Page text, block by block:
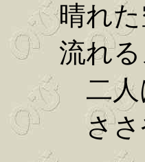
晴れた
流れるメ
二人は
ささや